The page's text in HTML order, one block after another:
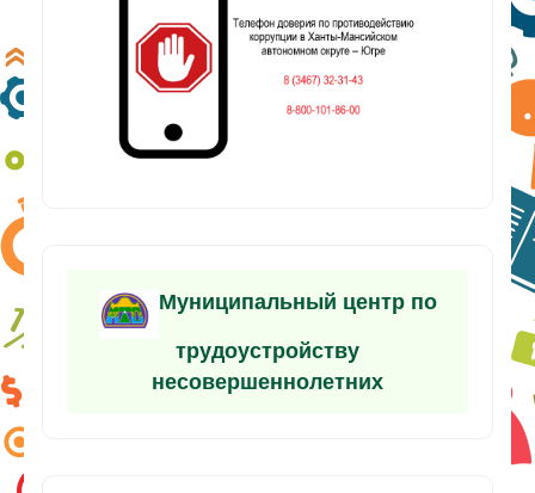
Муниципальный центр по
трудоустройству
несовершеннолетних